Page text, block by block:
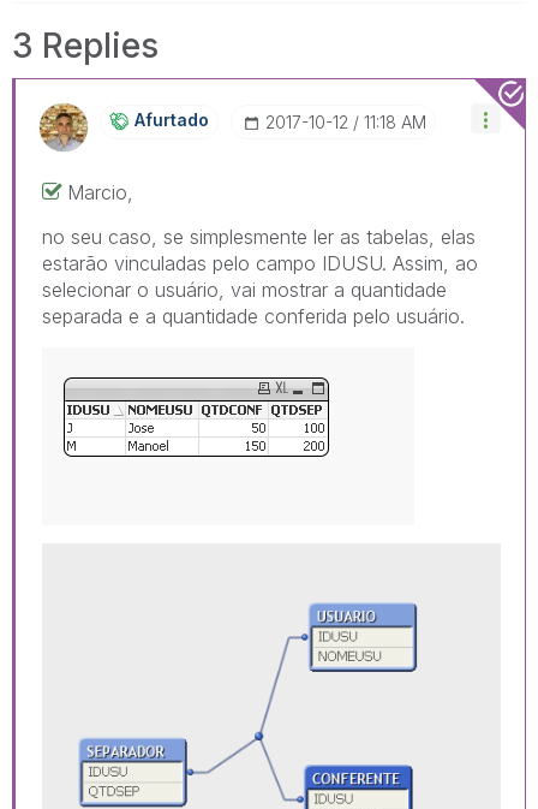
3 Replies
Afurtado ‎2017-10-12 11:18 AM
Marcio,
no seu caso, se simplesmente ler as tabelas, elas
estarão vinculadas pelo campo IDUSU. Assim, ao
selecionar o usuário, vai mostrar a quantidade
separada e a quantidade conferida pelo usuário.